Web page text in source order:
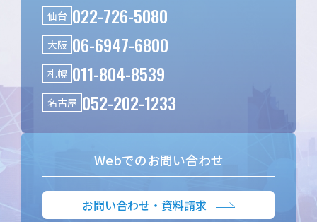
仙台 022-726-5080
大阪 06-6947-6800
札幌 011-804-8539
名古屋 052-202-1233
Webでのお問い合わせ
お問い合わせ・資料請求